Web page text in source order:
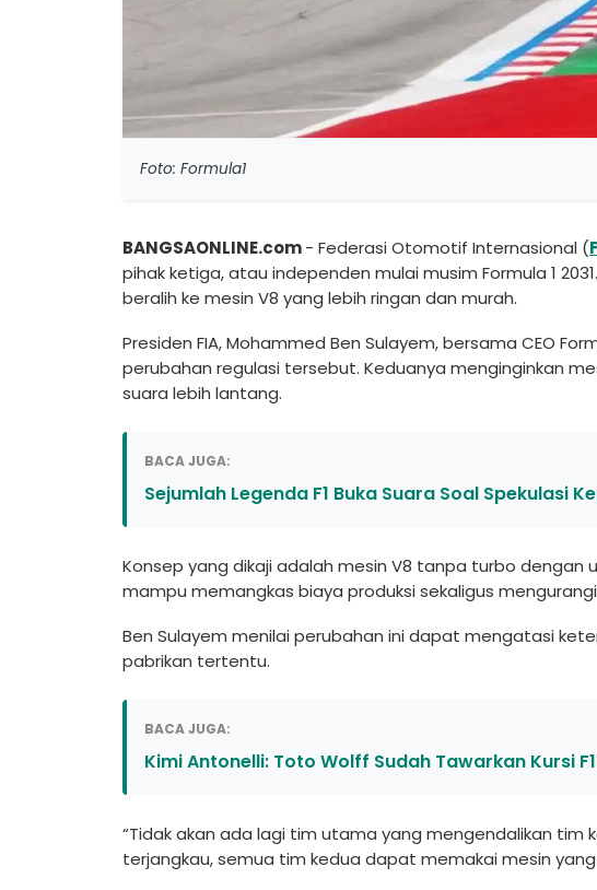
Foto: Formula1
BANGSAONLINE.com- Federasi Otomotif Internasional (
pihak ketiga, atau independen mulai musim Formula 1
beralih ke mesin V8 yang lebih ringan dan murah.
Presiden FIA, Mohammed Ben Sulayem, bersama CEO
perubahan regulasi tersebut. Keduanya menginginkan
suara lebih lantang.
BACA JUGA:
Sejumlah Legenda F1 Buka Suara Soal Spekulasi
Konsep yang dikaji adalah mesin V8 tanpa turbo dengan
mampu memangkas biaya produksi sekaligus
Ben Sulayem menilai perubahan ini dapat mengatasi
pabrikan tertentu.
BACA JUGA:
Kimi Antonelli: Toto Wolff Sudah Tawarkan Kursi
“Tidak akan ada lagi tim utama yang mengendalikan tim
terjangkau, semua tim kedua dapat memakai mesin yang